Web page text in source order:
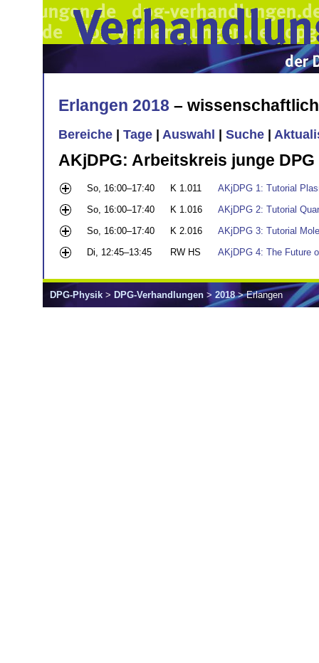
Erlangen 2018 –
Bereiche Tage Auswahl Suche
AKjDPG: Arbeitskreis junge DPG
So, 16:00–17:40 K 1.011
AKjDPG 1: Tutorial
So, 16:00–17:40
K 1.016
AKjDPG 2: Tutorial
So, 16:00–17:40
K 2.016
AKjDPG 3: Tutorial
Di, 12:45–13:45
RW HS AKjDPG 4: The Future
DPG-Physik > DPG-Verhandlungen > 2018> Erlangen